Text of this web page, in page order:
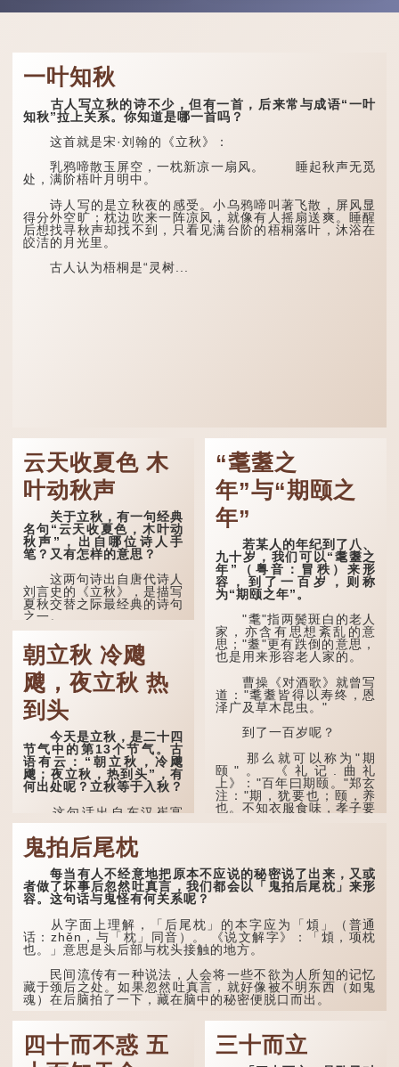
一叶知秋
古人写立秋的诗不少，但有一首，后来常与成语“一叶
知秋”拉上关系。你知道是哪一首吗？
这首就是宋·刘翰的《立秋》：
乳鸦啼散玉屏空，一枕新凉一扇风。 睡起秋声无觅
处，满阶梧叶月明中。
诗人写的是立秋夜的感受。小乌鸦啼叫著飞散，屏风显
得分外空旷；枕边吹来一阵凉风，就像有人摇扇送爽。睡醒
后想找寻秋声却找不到，只看见满台阶的梧桐落叶，沐浴在
皎洁的月光里。
古人认为梧桐是“灵树...
云天收夏色 木
叶动秋声
关于立秋，有一句经典
名句“云天收夏色，木叶动
秋声”，出自哪位诗人手
笔？又有怎样的意思？
这两句诗出自唐代诗人
刘言史的《立秋》，是描写
夏秋交替之际最经典的诗句
之一。
《立秋》全诗如下：
兹晨戒流火，商飙早已
惊。 云天收夏色，木
叶动秋声。
诗的前两句写的是：这
一天早安，天上的“流
火”（指大火星，象征暑
气）开始消退，凉爽的秋风
（商飙，即西风）已经悄然
吹起。后两句，便是全诗的
灵魂...
朝立秋 冷飕
飕，夜立秋 热
到头
今天是立秋，是二十四
节气中的第13个节气。古
语有云：“朝立秋，冷飕
飕；夜立秋，热到头”，有
何出处呢？立秋等于入秋？
这句话出自东汉崔寔
《四民月令》：“朝立秋，
冷飕飕；夜立秋，热到
头”。到了清代，顾禄在
《清嘉录》里记录苏州风俗
时，也引用了这句谚语。不
过当地百姓的口头说法
是“朝立秋，渹飕飕；夜立
有不同，但意思完全一致。
那么，这句话到底准不
朴素观察：如果立秋的精
确...
“耄耋之
年”与“期颐之
年”
若某人的年纪到了八、
九十岁，我们可以“耄耋之
年”（粤音：冒秩）来形
容，到了一百岁，则称
为“期颐之年”。
"耄"指两鬓斑白的老人
家，亦含有思想紊乱的意
思；"耋"更有跌倒的意思，
也是用来形容老人家的。
曹操《对酒歌》就曾写
道："耄耋皆得以寿终，恩
泽广及草木昆虫。"
到了一百岁呢？
那么就可以称为"期
颐"。 《礼记.曲礼
上》："百年曰期颐。"郑玄
注："期，犹要也；颐，养
也。不知衣服食味，孝子要
鬼拍后尾枕
每当有人不经意地把原本不应说的秘密说了出来，又或
者做了坏事后忽然吐真言，我们都会以「鬼拍后尾枕」来形
容。这句话与鬼怪有何关系呢？
从字面上理解，「后尾枕」的本字应为「䪴」（普通
话：zhěn，与「枕」同音）。 《说文解字》：「䪴，项枕
也。」意思是头后部与枕头接触的地方。
民间流传有一种说法，人会将一些不欲为人所知的记忆
藏于颈后之处。如果忽然吐真言，就好像被不明东西（如鬼
魂）在后脑拍了一下，藏在脑中的秘密便脱口而出。
因此...
四十而不惑 五
三十而立